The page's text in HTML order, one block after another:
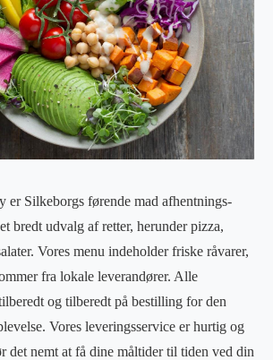
er Silkeborgs førende mad afhentnings-
bredt udvalg af retter, herunder pizza,
Vores menu indeholder friske råvarer,
fra lokale leverandører. Alle
og tilberedt på bestilling for den
Vores leveringsservice er hurtig og
det nemt at få dine måltider til tiden ved din